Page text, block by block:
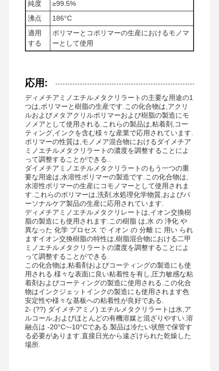
会社案内 品質管理 ニュース すべての場合
酸化鉄Desulfurizer
ディメチラミノエチルメタクリレート
アクリロロキシエチルトリメチルアモニウムクロリド
陰イオンのポリアクリルアミド
非イオンのポリアクリルアミド
複合肥 緩慢放出保護剤
カチオン性ポリアクリルアミド
酸性分解のためのゲーリング剤
高温堆積剤
硫化剤
純度
≥99.5%
沸点
186°C
適用
する
ポリマーとコポリマーの生産におけるモノマ
ーとして使用
応用:
ディメチアミノエチルメタクリラートの主要な用途の1
つは,ポリマーと樹脂の生産です.この化合物は,アクリ
ルおよびメタアクリルポリマーおよび樹脂の製造にモ
ノメアとして使用される.これらの製品は,粘着剤,コー
ティング,インクを含む様々な産業で応用されています.
ポリマーの性質は,モノメア混合物におけるダイメチア
ミノエチルメタクリラートの濃度を調整することによ
って調整することができる..
ダイメチアミノエチルメタクリラートのもう一つの重
要な用途は,水溶性ポリマーの製造です.この化合物は,
水溶性ポリマーの生産にコモノマーとして使用されま
す.これらのポリマーは,洗剤,水処理化学物質,およびパ
ーソナルケア製品の生産に応用されています.
ディメチアミノエチルメタクリレートは,イオン交換樹
脂の製造にも使用されます.この樹脂 は,水 の 浄化 や
異なった 化学 プロセス で イオン の 分離 に 用い られ
ますイオン交換樹脂の特性は,樹脂混合物における二甲
ミノエチルメタクリラートの濃度を調整することによ
って調整することができる.
この化合物は,粘着剤およびコーティングの製造にも使
用される.様々な表面に良い粘着性を有し,圧力敏感な粘
着剤およびコーティングの製造に使用される.この化合
物はインクジェットインクの製造にも使用されます色
安定性や様々な基板への粘着性が良好である.
2- (??) ダイメチアミノ) エチルメタクリラートは水,ア
ルコール,およびほとんどの有機溶媒と混ざりやすい.溶
融点は -20°C~-10°Cである.製品は冷たい状態で保管す
る必要があります.直接日光から遠ざけられた乾燥した
場所.